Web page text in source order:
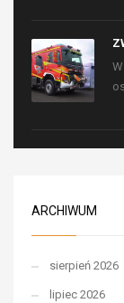
ARCHIWUM
sierpień 2026
lipiec 2026